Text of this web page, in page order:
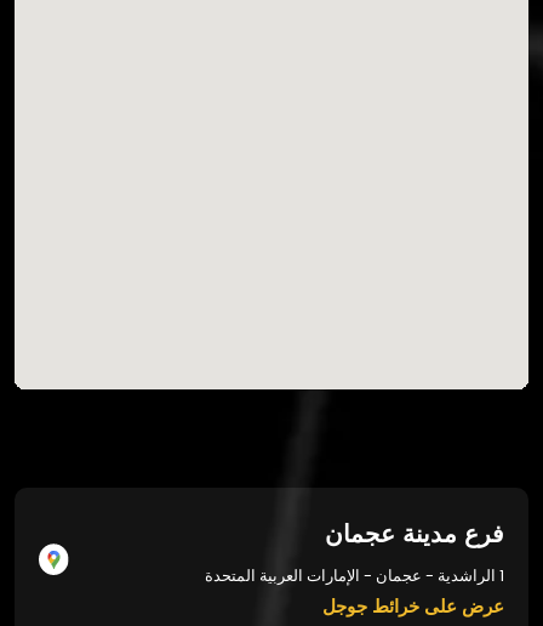
فرع مدينة عجمان
1 الراشدية - عجمان - الإمارات العربية المتحدة
عرض على خرائط جوجل